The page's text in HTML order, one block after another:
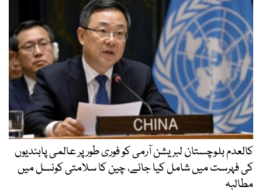
کالعدم بلوچستان لبریشن آرمی کو فوری طور پر عالمی پابندیوں
کی فہرست میں شامل کیا جائے، چین کا سلامتی کونسل میں
مطالبہ